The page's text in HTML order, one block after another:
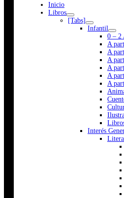
Inicio
Libros
[Tabs]
Infantil
0 – 2
A
A
A
A
A
A
Interés